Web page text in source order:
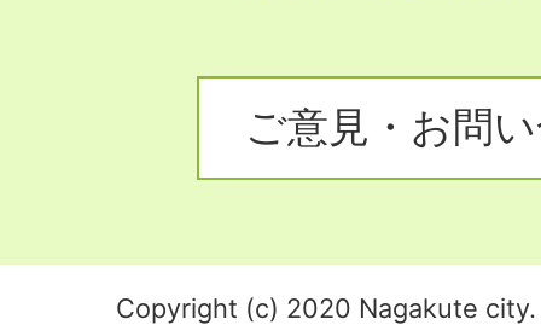
ご意見・お問
Copyright (c) 2020 Nagakute